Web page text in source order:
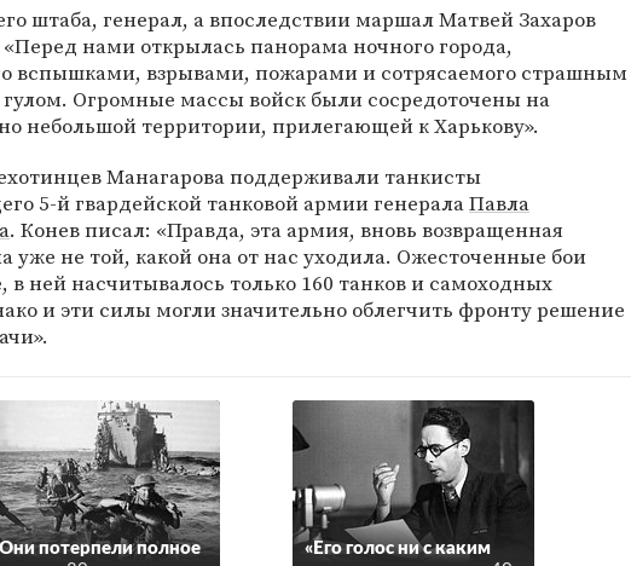
штаба, генерал, а впоследствии маршал Матвей Захаров
нами открылась панорама ночного города,
вспышками, взрывами, пожарами и сотрясаемого страшным
Огромные массы войск были сосредоточены на
небольшой территории, прилегающей к Харькову».
Манагарова поддерживали танкисты
5-й гвардейской танковой армии генералаПавла
. Конев писал: «Правда, эта армия, вновь возвращенная
уже не той, какой она от нас уходила. Ожесточенные бои
в ней насчитывалось только 160 танков и самоходных
и эти силы могли значительно облегчить фронту решение
потерпели полное
«Его голос ни с каким